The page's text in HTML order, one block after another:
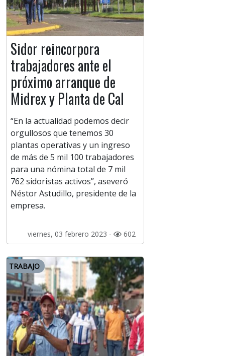
Sidor reincorpora
trabajadores ante el
próximo arranque de
Midrex y Planta de Cal
“En la actualidad podemos decir
orgullosos que tenemos 30
plantas operativas y un ingreso
de más de 5 mil 100 trabajadores
para una nómina total de 7 mil
762 sidoristas activos”, aseveró
Néstor Astudillo, presidente de la
empresa.
viernes, 03 febrero 2023 - 602
TRABAJO